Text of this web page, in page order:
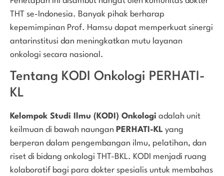
THT se-Indonesia. Banyak pihak berharap
kepemimpinan Prof. Hamsu dapat memperkuat sinergi
antarinstitusi dan meningkatkan mutu layanan
onkologi secara nasional.
Tentang KODI Onkologi PERHATI-
KL
Kelompok Studi Ilmu (KODI) Onkologi adalah unit
keilmuan di bawah naungan PERHATI-KL yang
berperan dalam pengembangan ilmu, pelatihan, dan
riset di bidang onkologi THT-BKL. KODI menjadi ruang
kolaboratif bagi para dokter spesialis untuk membahas